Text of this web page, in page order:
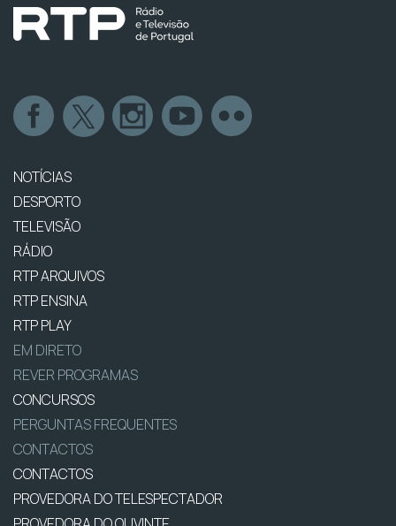
NOTÍCIAS
DESPORTO
TELEVISÃO
RÁDIO
RTP ARQUIVOS
RTP ENSINA
RTP PLAY
EM DIRETO
REVER PROGRAMAS
CONCURSOS
PERGUNTAS FREQUENTES
CONTACTOS
CONTACTOS
PROVEDORA DO TELESPECTADOR